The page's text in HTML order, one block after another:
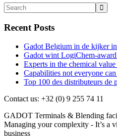
Recent Posts
Gadot Belgium in de kijker
Gadot wint LogiChem-
Experts in the chemical value
Capabilities not everyone
Top 100 des distributeurs de
Contact us: +32 (0) 9 255 74 11
GADOT Terminals & Blending
Managing your complexity - It’s a
business